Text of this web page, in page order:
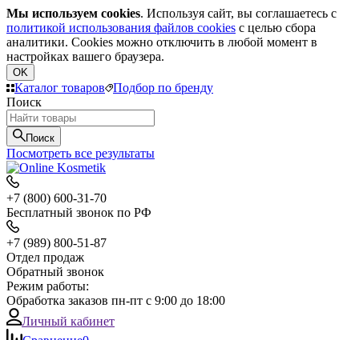
Мы используем cookies. Используя сайт, вы соглашаетесь с
политикой использования файлов cookies с целью сбора
аналитики. Cookies можно отключить в любой момент в
настройках вашего браузера.
OK
Каталог товаров
Подбор по бренду
Поиск
Поиск
Посмотреть все результаты
+7 (800) 600-31-70
Бесплатный звонок по РФ
+7 (989) 800-51-87
Отдел продаж
Обратный звонок
Режим работы:
Обработка заказов пн-пт с 9:00 до 18:00
Личный кабинет